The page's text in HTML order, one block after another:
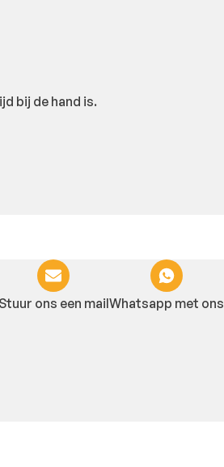
bij de hand is.
ons een mailWhatsapp met ons